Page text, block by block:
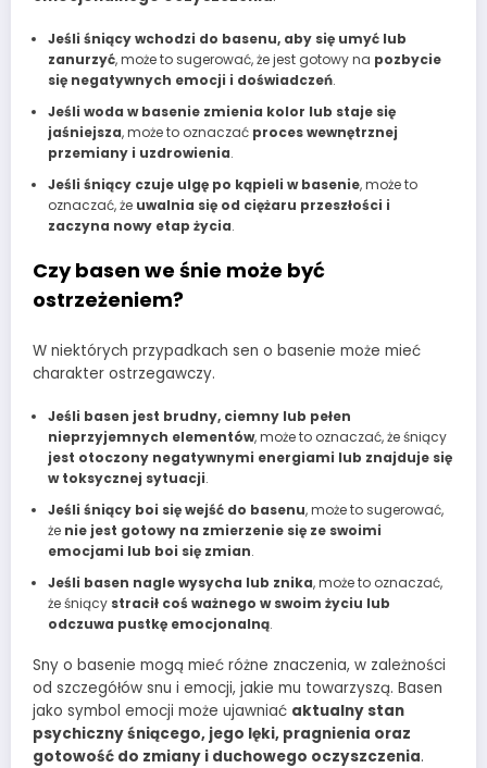
Jeśli śniący wchodzi do basenu, aby się umyć lub
zanurzyć, może to sugerować, że jest gotowy na pozbycie
się negatywnych emocji i doświadczeń.
Jeśli woda w basenie zmienia kolor lub staje się
jaśniejsza, może to oznaczać proces wewnętrznej
przemiany i uzdrowienia.
Jeśli śniący czuje ulgę po kąpieli w basenie, może to
oznaczać, że uwalnia się od ciężaru przeszłości i
zaczyna nowy etap życia.
Czy basen we śnie może być
ostrzeżeniem?
W niektórych przypadkach sen o basenie może mieć
charakter ostrzegawczy.
Jeśli basen jest brudny, ciemny lub pełen
nieprzyjemnych elementów, może to oznaczać, że śniący
jest otoczony negatywnymi energiami lub znajduje się
w toksycznej sytuacji.
Jeśli śniący boi się wejść do basenu, może to sugerować,
że nie jest gotowy na zmierzenie się ze swoimi
emocjami lub boi się zmian.
Jeśli basen nagle wysycha lub znika, może to oznaczać,
że śniący stracił coś ważnego w swoim życiu lub
odczuwa pustkę emocjonalną.
Sny o basenie mogą mieć różne znaczenia, w zależności
od szczegółów snu i emocji, jakie mu towarzyszą. Basen
jako symbol emocji może ujawniać aktualny stan
psychiczny śniącego, jego lęki, pragnienia oraz
gotowość do zmiany i duchowego oczyszczenia.